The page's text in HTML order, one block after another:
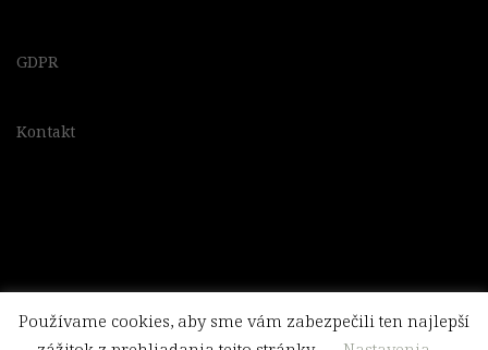
GDPR
Kontakt
Používame cookies, aby sme vám zabezpečili ten najlepší